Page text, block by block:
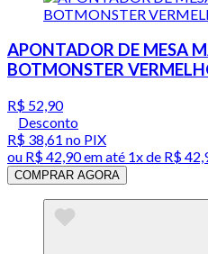
APONTADOR DE MESA
BOTMONSTER
R$ 52,90
Desconto
R$ 38,61 no PIX
ou R$ 42,90em até 1x de R$
COMPRAR AGORA